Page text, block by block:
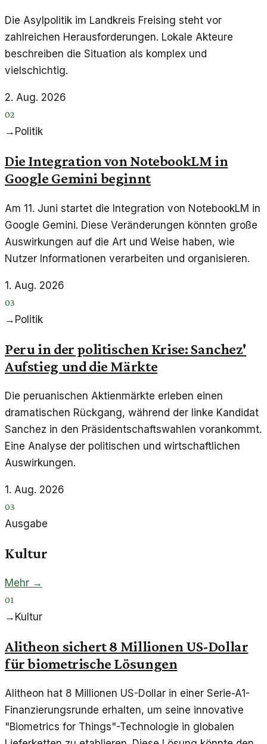
Die Asylpolitik im Landkreis Freising steht vor
zahlreichen Herausforderungen. Lokale Akteure
beschreiben die Situation als komplex und
vielschichtig.
2. Aug. 2026
02
→ Politik
Die Integration von NotebookLM in
Google Gemini beginnt
Am 11. Juni startet die Integration von NotebookLM in
Google Gemini. Diese Veränderungen könnten große
Auswirkungen auf die Art und Weise haben, wie
Nutzer Informationen verarbeiten und organisieren.
1. Aug. 2026
03
→ Politik
Peru in der politischen Krise: Sanchez'
Aufstieg und die Märkte
Die peruanischen Aktienmärkte erleben einen
dramatischen Rückgang, während der linke Kandidat
Sanchez in den Präsidentschaftswahlen vorankommt.
Eine Analyse der politischen und wirtschaftlichen
Auswirkungen.
1. Aug. 2026
03
Ausgabe
Kultur
Mehr →
01
→ Kultur
Alitheon sichert 8 Millionen US-Dollar
für biometrische Lösungen
Alitheon hat 8 Millionen US-Dollar in einer Serie-A1-
Finanzierungsrunde erhalten, um seine innovative
"Biometrics for Things"-Technologie in globalen